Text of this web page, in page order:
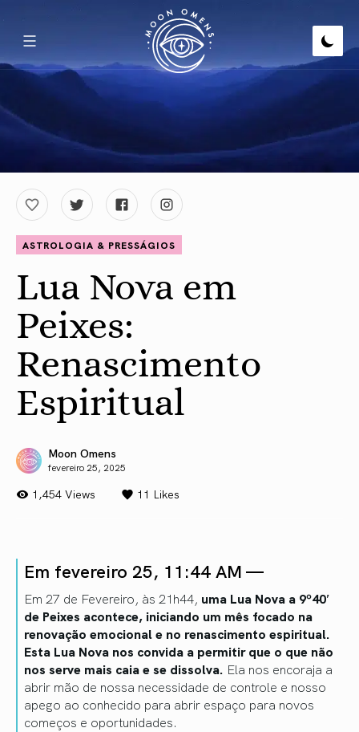
ASTROLOGIA & PRESSÁGIOS
Lua Nova em
Peixes:
Renascimento
Espiritual
Moon Omens
fevereiro 25, 2025
1,454 Views 11 Likes
Em fevereiro 25, 11:44 AM —
Em 27 de Fevereiro, às 21h44, uma Lua Nova a 9º40′
de Peixes acontece, iniciando um mês focado na
renovação emocional e no renascimento espiritual.
Esta Lua Nova nos convida a permitir que o que não
nos serve mais caia e se dissolva. Ela nos encoraja a
abrir mão de nossa necessidade de controle e nosso
apego ao conhecido para abrir espaço para novos
começos e oportunidades.